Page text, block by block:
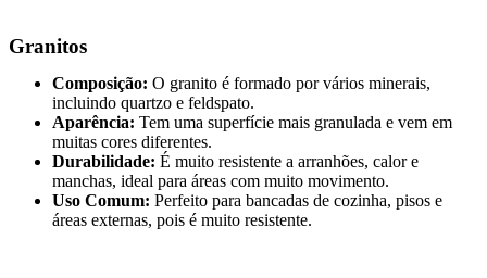
Granitos
Composição: O granito é formado por vários minerais,
incluindo quartzo e feldspato.
Aparência: Tem uma superfície mais granulada e vem em
muitas cores diferentes.
Durabilidade: É muito resistente a arranhões, calor e
manchas, ideal para áreas com muito movimento.
Uso Comum: Perfeito para bancadas de cozinha, pisos e
áreas externas, pois é muito resistente.